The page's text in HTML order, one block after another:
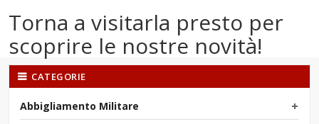
Torna a visitarla presto per
scoprire le nostre novità!
CATEGORIE
Abbigliamento Militare